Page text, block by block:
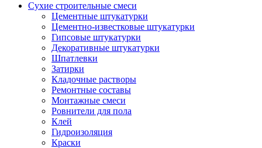
Сухие строительные смеси
Цементные штукатурки
Цементно-известковые штукатурки
Гипсовые штукатурки
Декоративные штукатурки
Шпатлевки
Затирки
Кладочные растворы
Ремонтные составы
Монтажные смеси
Ровнители для пола
Клей
Гидроизоляция
Краски